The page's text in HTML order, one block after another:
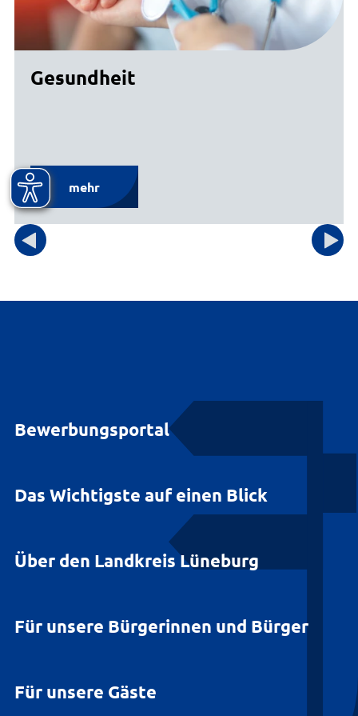
Gesundheit
mehr
Bewerbungsportal
Das Wichtigste auf einen Blick
Über den Landkreis Lüneburg
Für unsere Bürgerinnen und Bürger
Für unsere Gäste